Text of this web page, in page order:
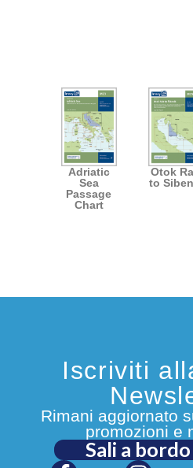
Adriatic
Sea
Passage
Chart
Otok
to
Iscriviti
Rimani aggiornato
promozioni e
Sali a